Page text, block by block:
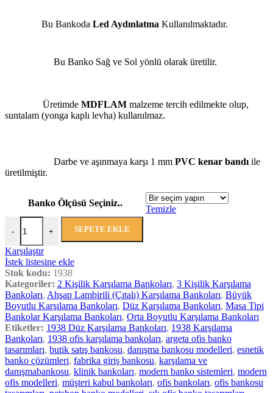
Bu Bankoda Led Aydınlatma Kullanılmaktadır.
Bu Banko Sağ ve Sol yönlü olarak üretilir.
Üretimde MDFLAM malzeme tercih edilmekte olup,
suntalam (yonga kaplı levha) kullanılmaz.
Darbe ve aşınmaya karşı 1 mm PVC kenar bandı ile
üretilmiştir.
Banko Ölçüsü Seçiniz..
Temizle
- + SEPETE EKLE
Karşılaştır
İstek listesine ekle
Stok kodu: 1938
Kategoriler: 2 Kişilik Karşılama Bankoları, 3 Kişilik Karşılama
Bankoları, Ahşap Lambirili (Çıtalı) Karşılama Bankoları, Büyük
Boyutlu Karşılama Bankoları, Düz Karşılama Bankoları, Masa Tipi
Bankolar Karşılama Bankoları, Orta Boyutlu Karşılama Bankoları
Etiketler: 1938 Düz Karşılama Bankoları, 1938 Karşılama
Bankoları, 1938 ofis karşılama bankoları, argeta ofis banko
tasarımları, butik satış bankosu, danışma bankosu modelleri, esnetik
banko çözümleri, fabrika giriş bankosu, karşılama ve
danışmabankosu, klinik bankoları, modern banko sistemleri, modern
ofis modelleri, müşteri kabul bankoları, ofis bankoları, ofis bankosu